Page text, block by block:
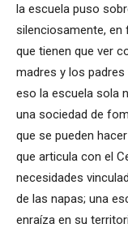
la escuela puso
silenciosamente, en
que tienen que ver
madres y los
eso la escuela sola
una sociedad de
que se pueden
que articula con el
necesidades
de las napas; una
enraíza en su